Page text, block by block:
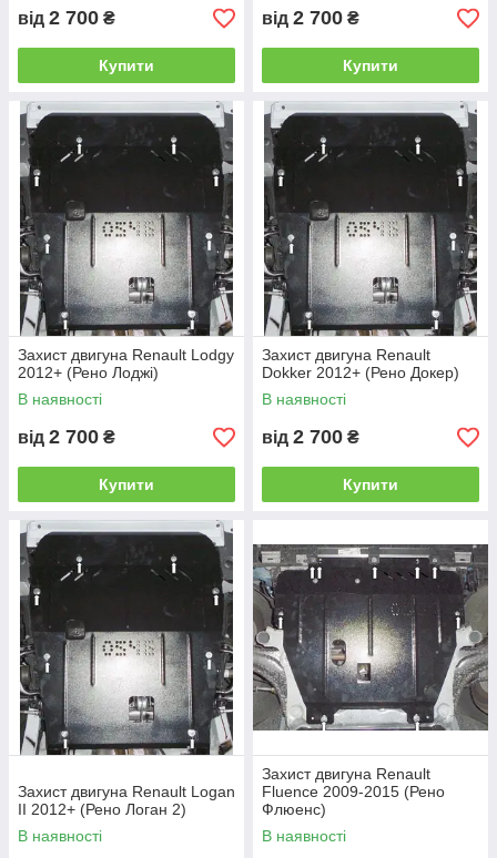
від 2 700 ₴
Купити
від 2 700 ₴
Купити
Захист двигуна Renault Lodgy
2012+ (Рено Лоджі)
В наявності
від 2 700 ₴
Купити
Захист двигуна Renault
Dokker 2012+ (Рено Докер)
В наявності
від 2 700 ₴
Купити
Захист двигуна Renault Logan
II 2012+ (Рено Логан 2)
В наявності
Захист двигуна Renault
Fluence 2009-2015 (Рено
Флюенс)
В наявності